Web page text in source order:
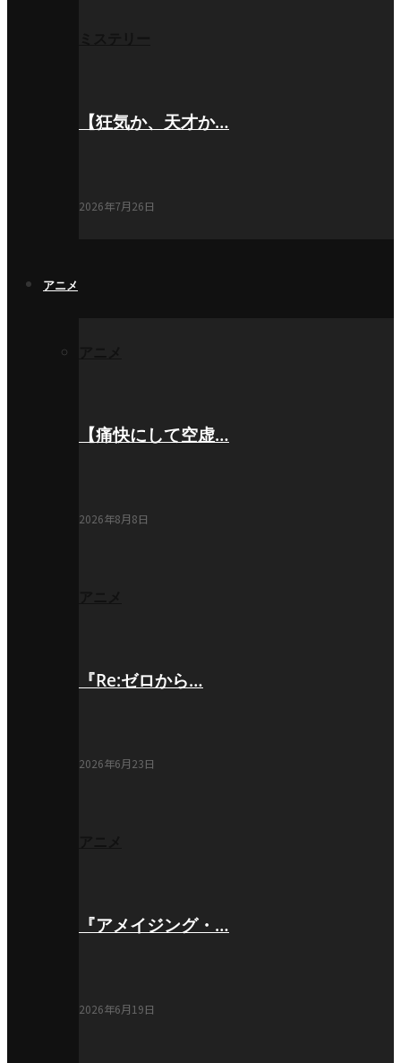
【狂気か、天才か…
2026年7月26日
アニメ
【痛快にして空虚…
2026年8月8日
『Re:ゼロから…
2026年6月23日
『アメイジング・…
2026年6月19日